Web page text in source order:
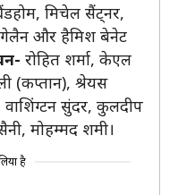
मिचेल सैंट्नर,
और हैमिश बेनेट
रोहित शर्मा, केएल
(कप्तान), श्रेयस
वाशिंग्टन सुंदर, कुलदीप
मोहम्मद शमी।
है